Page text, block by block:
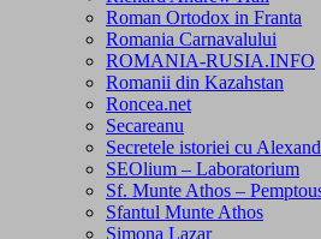
Roman Ortodox in Franta
Romania Carnavalului
ROMANIA-RUSIA.INFO
Romanii din Kazahstan
Roncea.net
Secareanu
Secretele istoriei cu
SEOlium – Laboratorium
Sf. Munte Athos –
Sfantul Munte Athos
Simona Lazar